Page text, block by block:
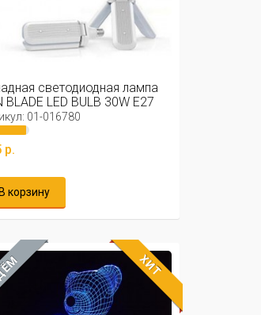
светодиодная лампа
BLADE LED BULB 30W E27
01-016780
р.
В корзину
ХИТ